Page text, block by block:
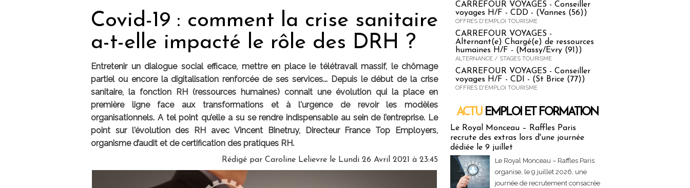
Covid-19 : comment la crise sanitaire
a-t-elle impacté le rôle des DRH ?
Entretenir un dialogue social efficace, mettre en place le télétravail massif, le chômage
partiel ou encore la digitalisation renforcée de ses services... Depuis le début de la crise
sanitaire, la fonction RH (ressources humaines) connait une évolution qui la place en
première ligne face aux transformations et à l'urgence de revoir les modèles
organisationnels. A tel point qu’elle a su se rendre indispensable au sein de l’entreprise. Le
point sur l'évolution des RH avec Vincent Binetruy, Directeur France Top Employers,
organisme d’audit et de certification des pratiques RH.
Rédigé par Caroline Lelievre le Lundi 26 Avril 2021 à 23:45
CARREFOUR VOYAGES - Conseiller
voyages H/F - CDD - (Vannes (56))
OFFRES D'EMPLOI TOURISME
CARREFOUR VOYAGES -
Alternant(e) Chargé(e) de ressources
humaines H/F - (Massy/Evry (91))
ALTERNANCE / STAGES TOURISME
CARREFOUR VOYAGES - Conseiller
voyages H/F - CDI - (St Brice (77))
OFFRES D'EMPLOI TOURISME
ACTU EMPLOI ET FORMATION
Le Royal Monceau – Raffles Paris
recrute des extras lors d'une journée
dédiée le 9 juillet
Le Royal Monceau – Raffles Paris
organise, le 9 juillet 2026, une
journée de recrutement consacrée